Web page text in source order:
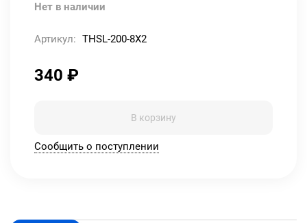
Нет в наличии
Артикул: THSL-200-8X2
340 ₽
В корзину
Сообщить о поступлении